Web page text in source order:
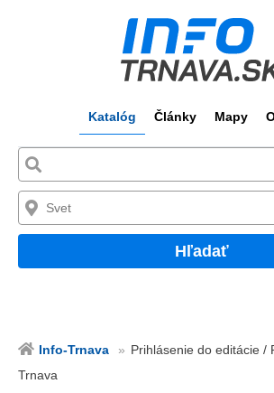
Katalóg Články Mapy
Hľadať
Info-Trnava
Prihlásenie do editácie /
Trnava